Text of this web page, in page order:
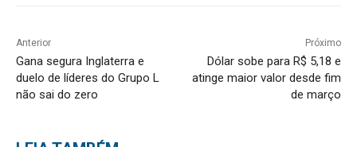
Anterior
Gana segura Inglaterra e
duelo de líderes do Grupo L
não sai do zero
Próximo
Dólar sobe para R$ 5,18 e
atinge maior valor desde fim
de março